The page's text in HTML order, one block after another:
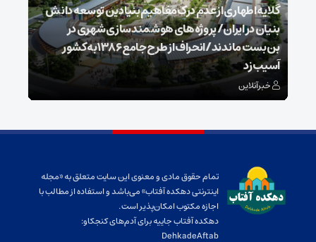
گلایه اطهاری از عدم درک مفاهیم بنیادین توسعه دانش
بنیان در ایران/ پروژه‌های هوشمندسازی شهری در
بن‌بست ماندند/انحراف از طرح جامع ۱۳۸۶ به کشور
آسیب زد
خبرآنلاین
تمام حقوق مادی و معنوی این سایت متعلق به «مجله
اینترنتی دهکده آفتاب» می‌باشد و استفاده از مطالب با
اجازه مکتوب امکان‌پذیر است.
دهکده آفتاب جاییه برای آدم‌های کنجکاو:
DehkadeAftab